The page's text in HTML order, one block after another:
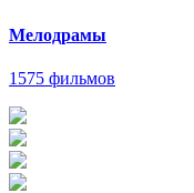
Мелодрамы
1575 фильмов